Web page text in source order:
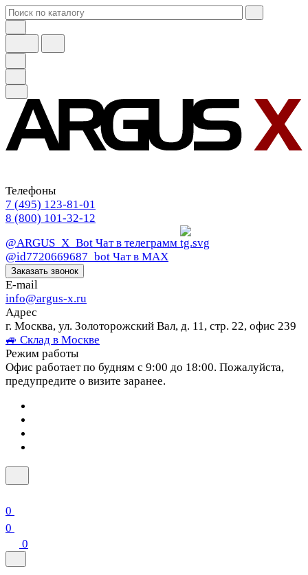
Телефоны
7 (495) 123-81-01
8 (800) 101-32-12
@ARGUS_X_Bot Чат в телеграмм
@id7720669687_bot Чат в МАХ
Заказать звонок
E-mail
info@argus-x.ru
Адрес
г. Москва, ул. Золоторожский Вал, д. 11, стр. 22, офис 239
🚙 Склад в Москве
Режим работы
Офис работает по будням с 9:00 до 18:00. Пожалуйста,
предупредите о визите заранее.
0
0
0